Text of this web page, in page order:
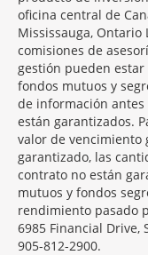
oficina central de
Mississauga, Ontario
comisiones de
gestión pueden
fondos mutuos y
de información
están garantizados.
valor de vencimiento
garantizado, las
contrato no están
mutuos y fondos
rendimiento pasado
6985 Financial Drive,
905-812-2900.